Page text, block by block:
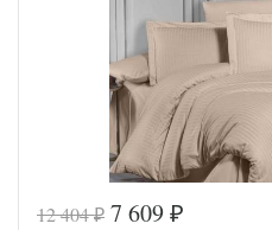
12 404₽ 7 609 ₽